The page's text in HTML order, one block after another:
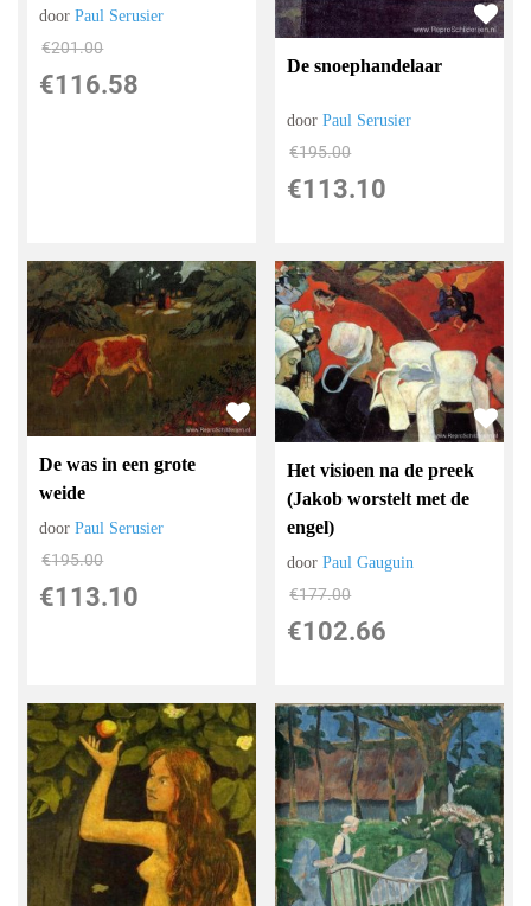
doorPaul Serusier
€201.00
€116.58
De snoephandelaar
doorPaul Serusier
€195.00
€113.10
De was in een grote
weide
doorPaul Serusier
€195.00
€113.10
Het visioen na de preek
(Jakob worstelt met de
engel)
doorPaul Gauguin
€177.00
€102.66